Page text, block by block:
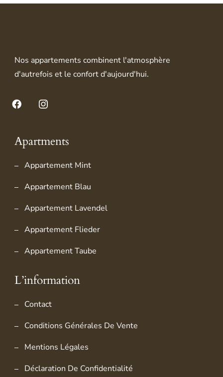
Nos appartements combinent l'atmosphère
d'autrefois et le confort d'aujourd'hui.
Facebook
Instagram
Apartments
Appartement Mint
Appartement Blau
Appartement Lavendel
Appartement Flieder
Appartement Taube
L’information
Contact
Conditions Générales De Vente
Mentions Légales
Déclaration De Confidentialité